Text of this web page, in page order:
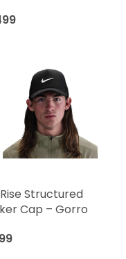
Structured
Cap – Gorro